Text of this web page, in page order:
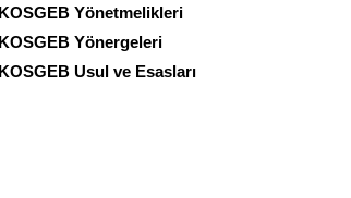
KOSGEB Yönetmelikleri
KOSGEB Yönergeleri
KOSGEB Usul ve Esasları